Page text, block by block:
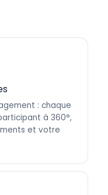
: chaque
à 360°,
et votre